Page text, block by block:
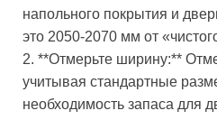
напольного покрытия и
это 2050-2070 мм от
2. **Отмерьте ширину:**
учитывая стандартные
необходимость запаса для